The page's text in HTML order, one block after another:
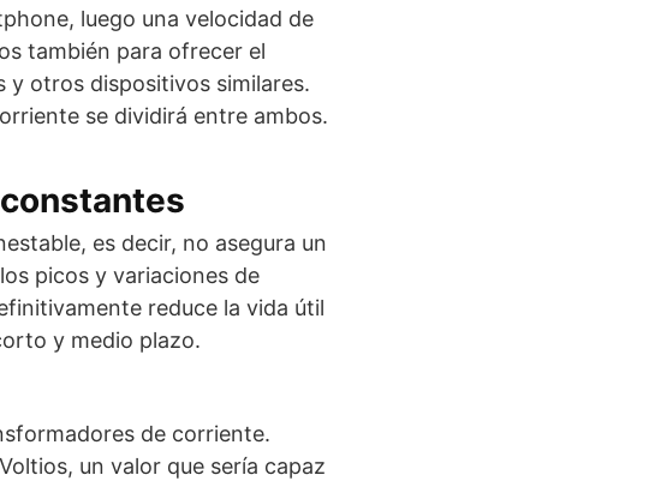
luego una velocidad de
también para ofrecer el
y otros dispositivos similares.
se dividirá entre ambos.
es decir, no asegura un
picos y variaciones de
reduce la vida útil
y medio plazo.
de corriente.
un valor que sería capaz